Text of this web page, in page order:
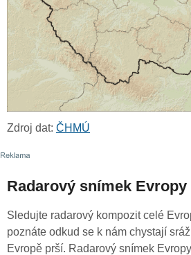
Zdroj dat: ČHMÚ
Radarový snímek Evropy
Sledujte radarový kompozit celé
poznáte odkud se k nám chystají
Evropě prší. Radarový snímek